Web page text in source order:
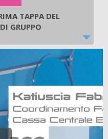
TAPPA DEL
GRUPPO